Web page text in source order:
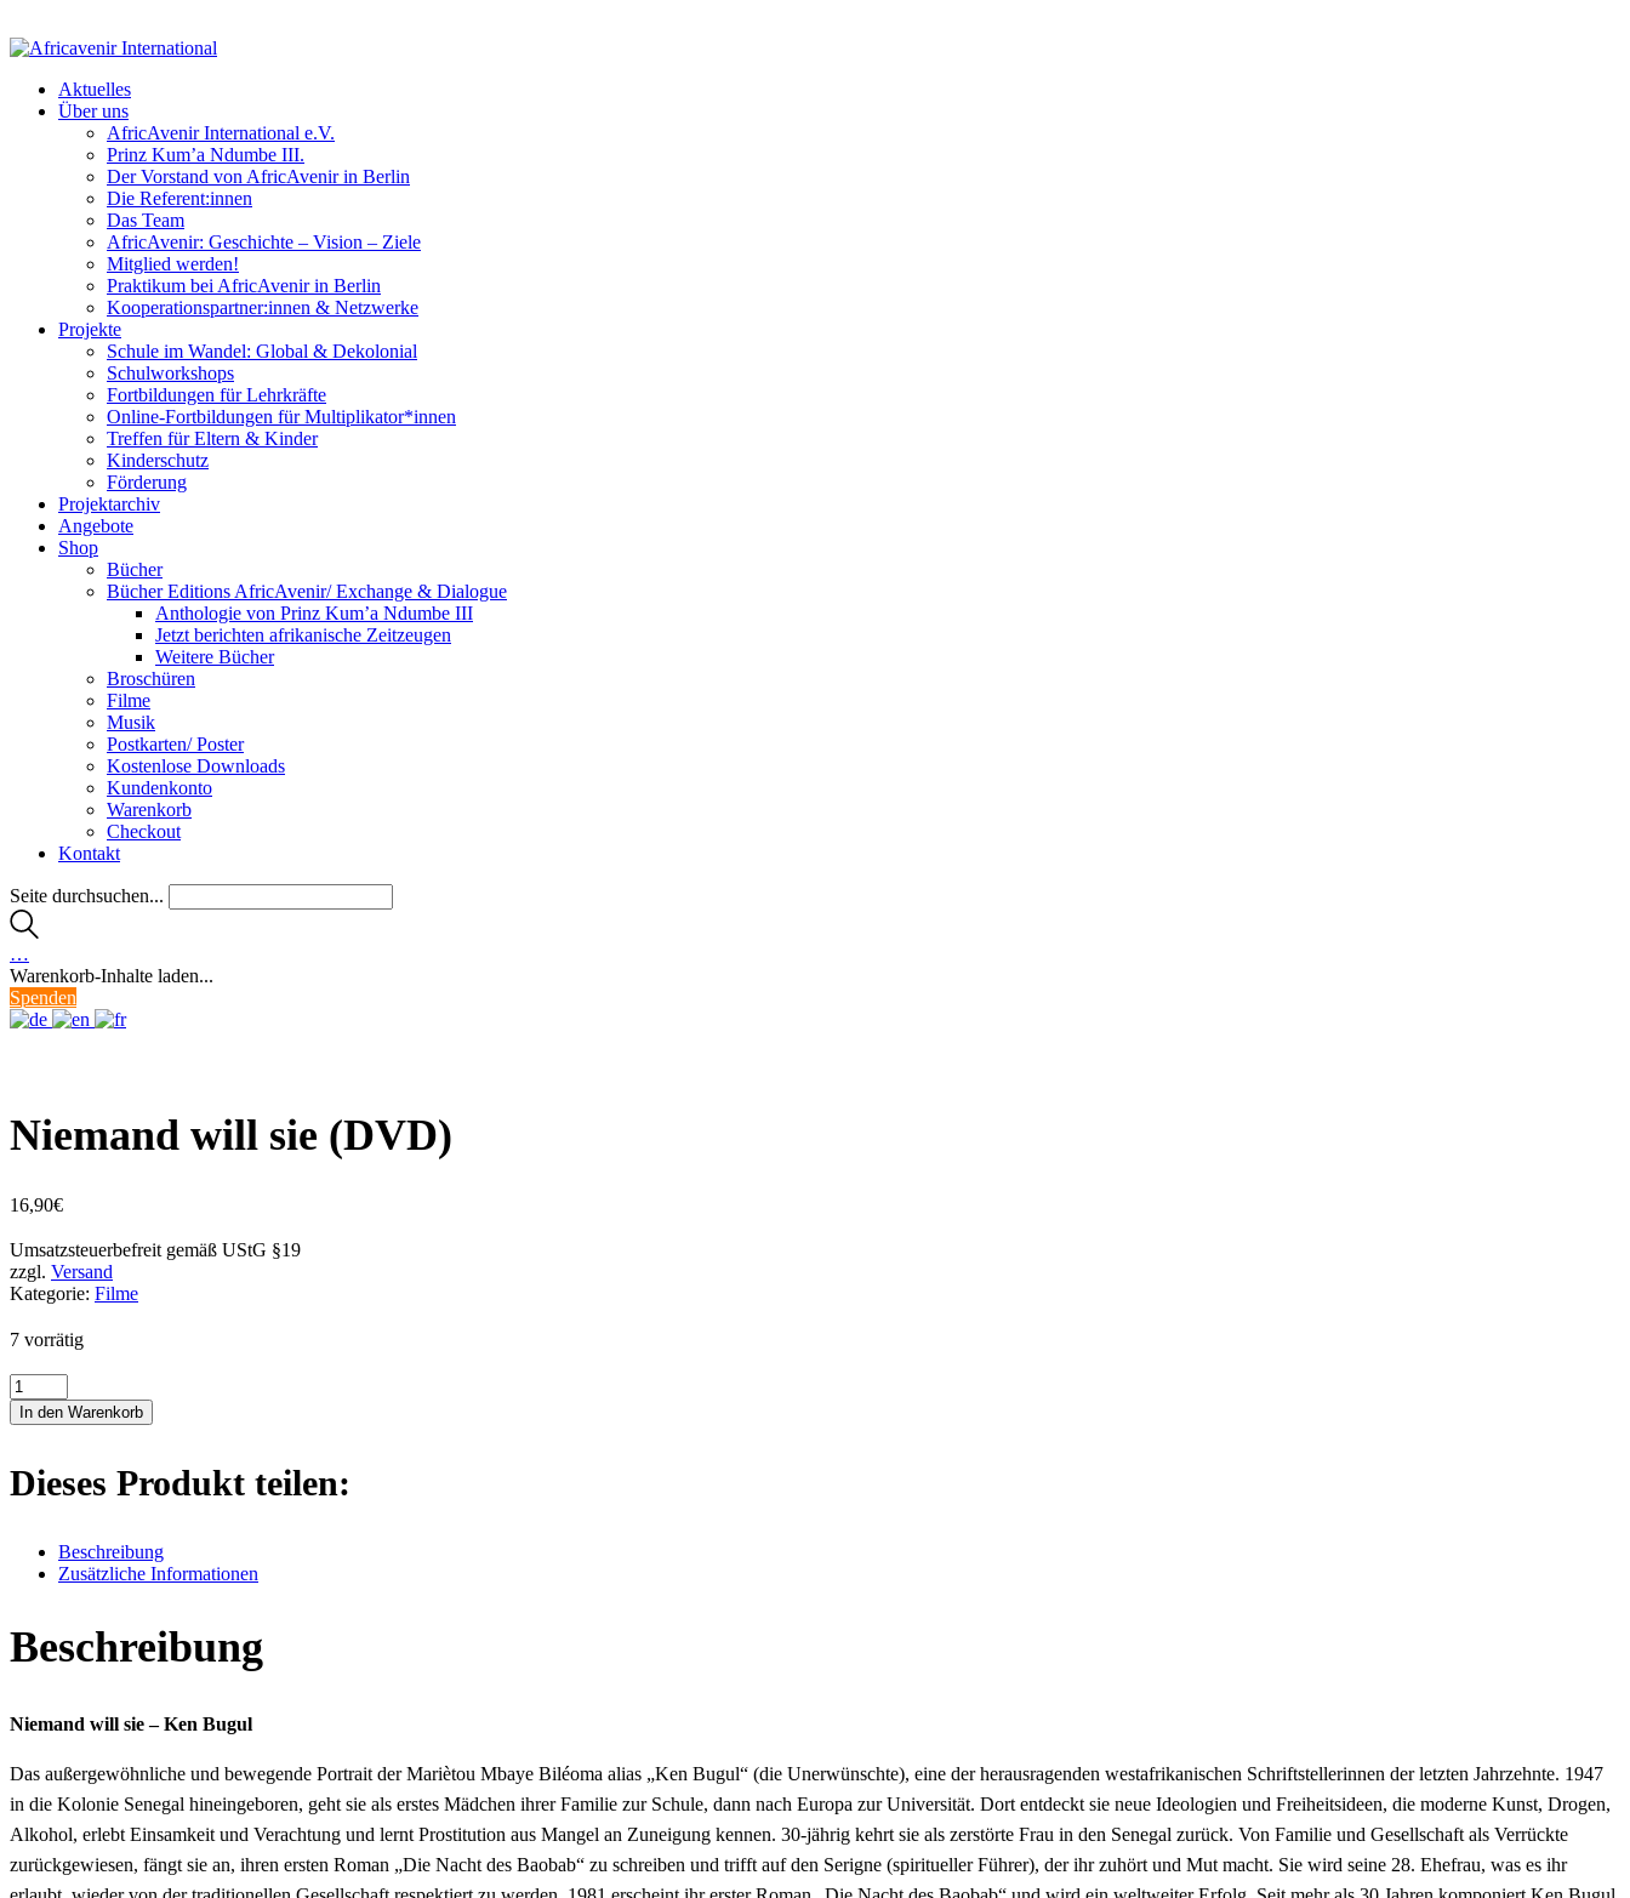
Aktuelles
Über uns
AfricAvenir International e.V.
Prinz Kum’a Ndumbe III.
Der Vorstand von AfricAvenir in Berlin
Die Referent:innen
Das Team
AfricAvenir: Geschichte – Vision – Ziele
Mitglied werden!
Praktikum bei AfricAvenir in Berlin
Kooperationspartner:innen & Netzwerke
Projekte
Schule im Wandel: Global & Dekolonial
Schulworkshops
Fortbildungen für Lehrkräfte
Online-Fortbildungen für Multiplikator*innen
Treffen für Eltern & Kinder
Kinderschutz
Förderung
Projektarchiv
Angebote
Shop
Bücher
Bücher Editions AfricAvenir/ Exchange & Dialogue
Anthologie von Prinz Kum’a Ndumbe III
Jetzt berichten afrikanische Zeitzeugen
Weitere Bücher
Broschüren
Filme
Musik
Postkarten/ Poster
Kostenlose Downloads
Kundenkonto
Warenkorb
Checkout
Kontakt
Seite durchsuchen...
…
Warenkorb-Inhalte laden...
Spenden
Niemand will sie (DVD)
16,90€
Umsatzsteuerbefreit gemäß UStG §19
zzgl. Versand
Kategorie: Filme
7 vorrätig
Niemand
will
sie
Menge
In den Warenkorb
Dieses Produkt teilen:
Beschreibung
Zusätzliche Informationen
Beschreibung
Niemand will sie – Ken Bugul
Das außergewöhnliche und bewegende Portrait der Mariètou Mbaye Biléoma alias „Ken Bugul“ (die Unerwünschte), eine der herausragenden westafrikanischen Schriftstellerinnen der letzten Jahrzehnte. 1947
in die Kolonie Senegal hineingeboren, geht sie als erstes Mädchen ihrer Familie zur Schule, dann nach Europa zur Universität. Dort entdeckt sie neue Ideologien und Freiheitsideen, die moderne Kunst, Drogen,
Alkohol, erlebt Einsamkeit und Verachtung und lernt Prostitution aus Mangel an Zuneigung kennen. 30-jährig kehrt sie als zerstörte Frau in den Senegal zurück. Von Familie und Gesellschaft als Verrückte
zurückgewiesen, fängt sie an, ihren ersten Roman „Die Nacht des Baobab“ zu schreiben und trifft auf den Serigne (spiritueller Führer), der ihr zuhört und Mut macht. Sie wird seine 28. Ehefrau, was es ihr